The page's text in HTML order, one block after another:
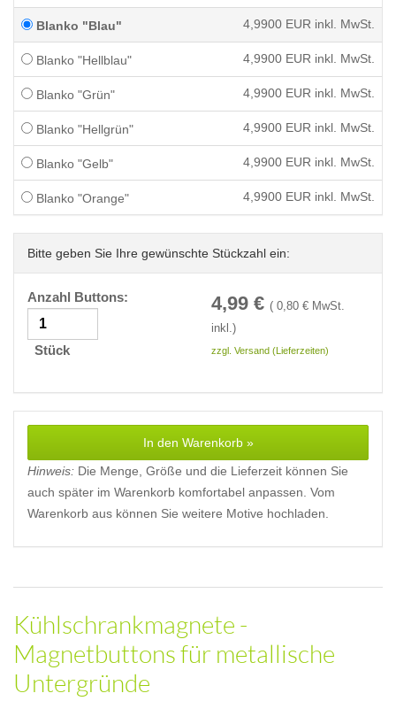
Blanko "Blau" 4,9900 EUR inkl. MwSt.
Blanko "Hellblau" 4,9900 EUR inkl. MwSt.
Blanko "Grün" 4,9900 EUR inkl. MwSt.
Blanko "Hellgrün" 4,9900 EUR inkl. MwSt.
Blanko "Gelb" 4,9900 EUR inkl. MwSt.
Blanko "Orange" 4,9900 EUR inkl. MwSt.
Bitte geben Sie Ihre gewünschte Stückzahl ein:
Anzahl Buttons:
Stück
4,99 € ( 0,80 € MwSt.
inkl.)
zzgl. Versand (Lieferzeiten)
In den Warenkorb »
Hinweis: Die Menge, Größe und die Lieferzeit können Sie
auch später im Warenkorb komfortabel anpassen. Vom
Warenkorb aus können Sie weitere Motive hochladen.
Kühlschrankmagnete -
Magnetbuttons für metallische
Untergründe